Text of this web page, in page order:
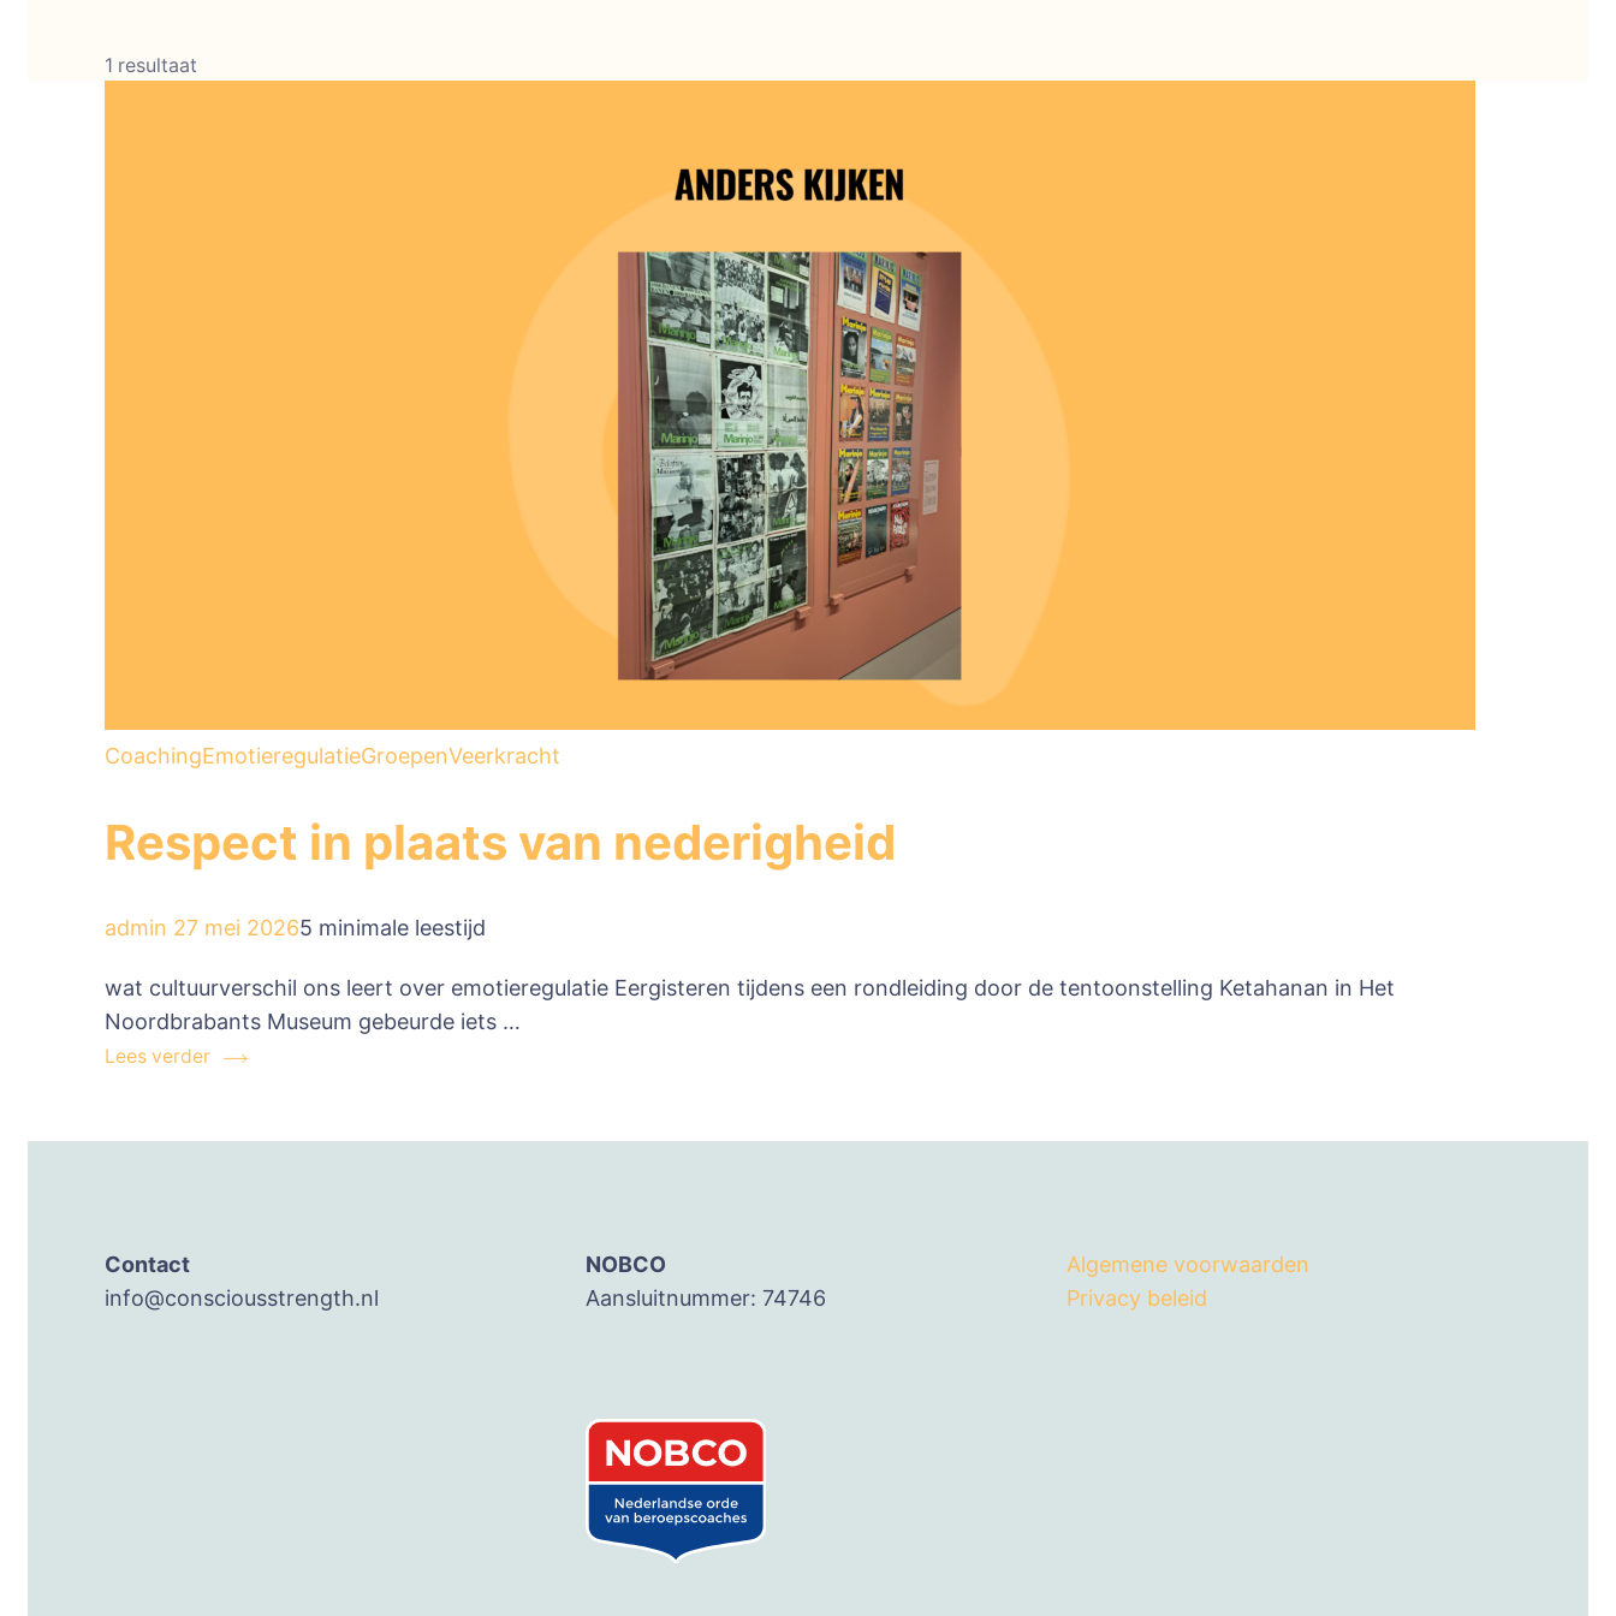
1 resultaat
CoachingEmotieregulatieGroepenVeerkracht
Respect in plaats van nederigheid
admin 27 mei 20265 minimale leestijd
wat cultuurverschil ons leert over emotieregulatie Eergisteren tijdens een rondleiding door de tentoonstelling Ketahanan in Het
Noordbrabants Museum gebeurde iets …
Lees verder
Contact
info@consciousstrength.nl
NOBCO
Aansluitnummer: 74746
Algemene voorwaarden
Privacy beleid